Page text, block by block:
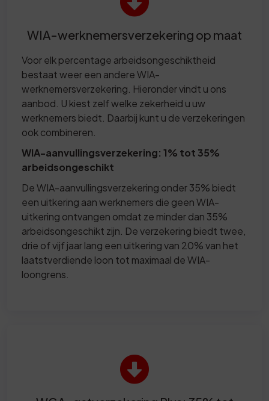
WIA-werknemersverzekering op maat
Voor elk percentage arbeidsongeschiktheid
bestaat weer een andere WIA-
werknemersverzekering. Hieronder vindt u ons
aanbod. U kiest zelf welke zekerheid u uw
werknemers biedt. Daarbij kunt u de verzekeringen
ook combineren.
WIA-aanvullingsverzekering: 1% tot 35%
arbeidsongeschikt
De WIA-aanvullingsverzekering onder 35% biedt
een uitkering aan werknemers die geen WIA-
uitkering ontvangen omdat ze minder dan 35%
arbeidsongeschikt zijn. De verzekering biedt twee,
drie of vijf jaar lang een uitkering van 20% van het
laatstverdiende loon tot maximaal de WIA-
loongrens.